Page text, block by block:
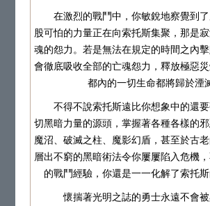
在激烈的戰鬥中，你敏銳地察覺到
股可怕的力量正在向索托斯集聚，那是
魂的怨力。若是無法在規定的時間之內
會徹底吸收全部的亡魂怨力，釋放極惡
都內的一切生命都將歸於湮
不得不說索托斯遠比你想象中的還
切黑暗力量的源頭，掌握著各種各樣的
魔沼、破滅之柱、魔影幻盾，甚至於古
層出不窮的黑暗術法令你屢屢陷入危機
的戰鬥經驗，你還是一一化解了索托斯
懷揣著光明之誌的勇士永遠不會被